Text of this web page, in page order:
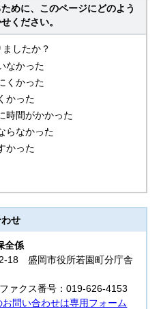
めに、このページにどのよう
ください。
したか？
なかった
くかった
かった
時間がかかった
らなかった
かった
せ
全係
18 盛岡市役所若園町分庁舎
ァクス番号：019-626-4153
問い合わせは専用フォーム